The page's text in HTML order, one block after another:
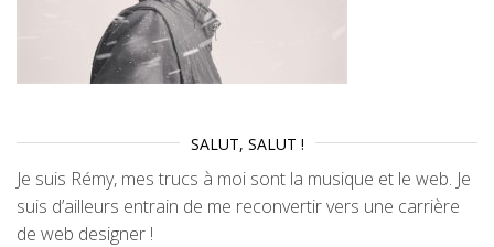
SALUT, SALUT !
Je suis Rémy, mes trucs à moi sont la musique et le web. Je
suis d’ailleurs entrain de me reconvertir vers une carrière
de web designer !